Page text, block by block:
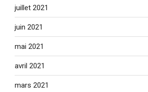
juillet 2021
juin 2021
mai 2021
avril 2021
mars 2021